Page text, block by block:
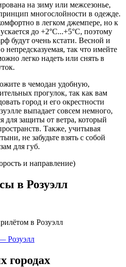
на зиму или межсезонье,
многослойности в одежде.
в легком джемпере, но к
до +2°C...+5°C, поэтому
будут очень кстати. Весной и
непредсказуемая, так что имейте
легко надеть или снять в
в чемодан удобную,
прогулок, так как вам
город и его окрестности
выпадает совсем немного,
для защиты от ветра, который
Также, учитывая
не забудьте взять с собой
для губ.
и направление)
в Розуэлл
в Розуэлл
Розуэлл
городах